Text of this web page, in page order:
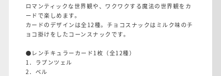
ロマンティックな世界観や、ワクワクする魔法の世界観をカ
ードで楽しめます。
カードのデザインは全12種。チョコスナックはミルク味のチ
ョコ掛けをしたコーンスナックです。
●レンチキュラーカード1枚（全12種）
1．ラプンツェル
2．ベル